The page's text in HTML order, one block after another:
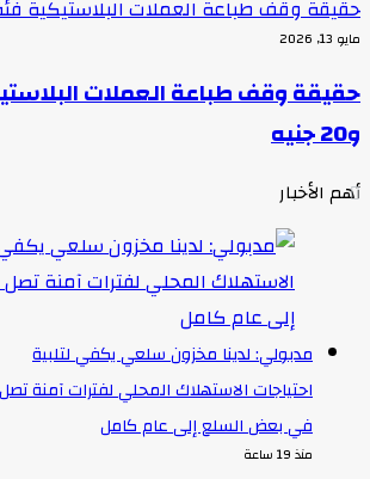
وقف طباعة العملات البلاستيكية فئة 10 و20 جنيه
13, 2026
الأخبار
مدبولي: لدينا مخزون سلعي يكفي لتلبية
احتياجات الاستهلاك المحلي لفترات آمنة تصل
في بعض السلع إلى عام كامل
منذ 19 ساعة